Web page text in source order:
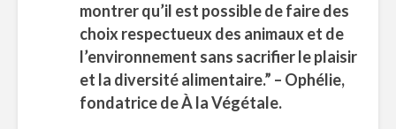
montrer qu’il est possible de faire des
choix respectueux des animaux et de
l’environnement sans sacrifier le plaisir
et la diversité alimentaire.” – Ophélie,
fondatrice de À la Végétale.